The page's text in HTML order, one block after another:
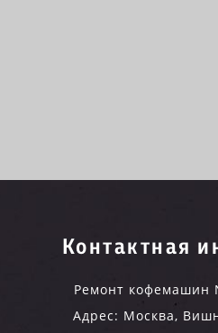
Контактная
Ремонт кофемашин
Адрес: Москва,